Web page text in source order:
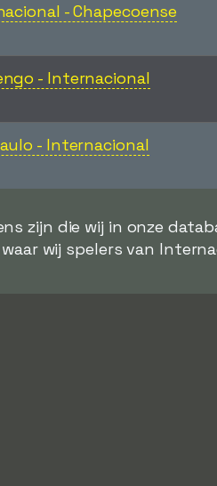
- Chapecoense
- Internacional
- Internacional
zijn die wij in onze
wij spelers van